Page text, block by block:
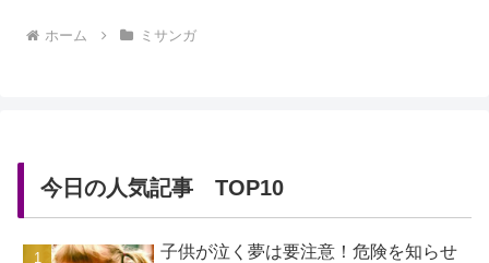
ホーム ミサンガ
今日の人気記事 TOP10
子供が泣く夢は要注意！危険を知らせ